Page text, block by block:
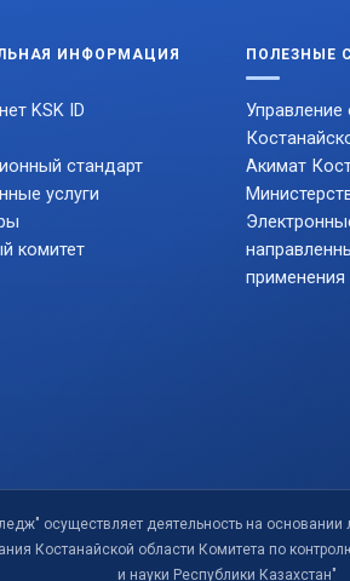
ИНФОРМАЦИЯ
KSK ID
стандарт
услуги
комитет
ПОЛЕЗНЫЕ
Управление
Акимат
применения
осуществляет деятельность на
Костанайской области Комитета по
и науки Республики Казахстан"